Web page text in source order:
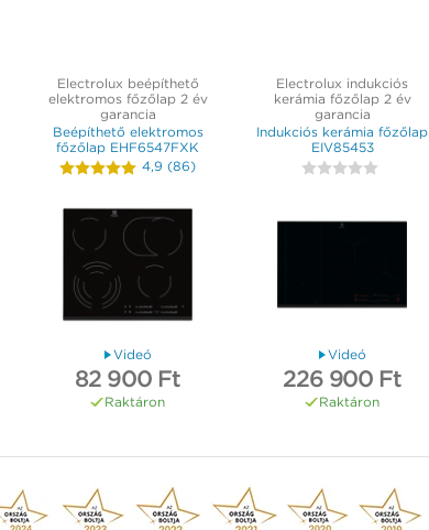
Electrolux beépíthető
elektromos főzőlap 2 év
garancia
Beépíthető elektromos
főzőlap EHF6547FXK
4,9 (86)
Videó
82 900 Ft
Raktáron
Electrolux indukciós
kerámia főzőlap 2 év
garancia
Indukciós kerámia főzőlap
EIV85453
Videó
226 900 Ft
Raktáron